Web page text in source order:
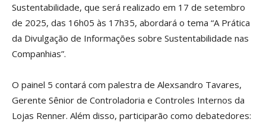
Sustentabilidade, que será realizado em 17 de setembro
de 2025, das 16h05 às 17h35, abordará o tema “A Prática
da Divulgação de Informações sobre Sustentabilidade nas
Companhias”.
O painel 5 contará com palestra de Alexsandro Tavares,
Gerente Sênior de Controladoria e Controles Internos da
Lojas Renner. Além disso, participarão como debatedores: